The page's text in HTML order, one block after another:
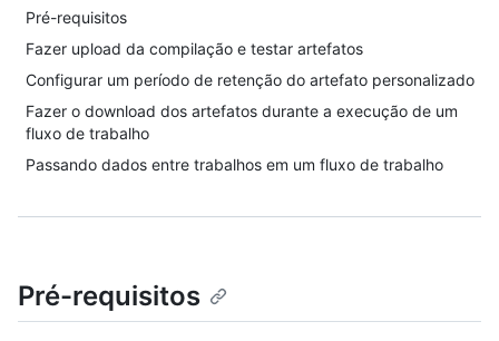
Pré-requisitos
Fazer upload da compilação e testar artefatos
Configurar um período de retenção do artefato personalizado
Fazer o download dos artefatos durante a execução de um
fluxo de trabalho
Passando dados entre trabalhos em um fluxo de trabalho
Pré-requisitos